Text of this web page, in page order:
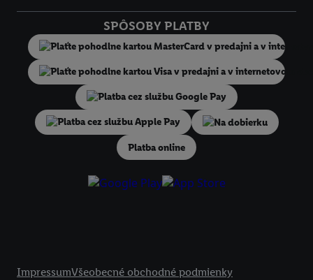
SPÔSOBY PLATBY
Na dobierku
Platba online
ImpressumVšeobecné obchodné podmienky
zariadeniach a v rôznych službách spoločnosti Lidl ak vám možno
niekoľko koncových zariadení alebo používanie viacerých služieb
Lidl, pomocou vašej hashovanej e-mailovej adresy a prípadne ďalších
identifikátorov/identifikátorov, ktoré má spoločnosť Criteo SA k
V časti "Prispôsobiť" môžete povoliť jednotlivé účely a nájsť ďalšie
podmienkach spracúvania osobných údajov.
Kliknutím na možnosť "
" môžete povoliť iba používanie
technológií. Kliknutím na "Súhlasím " vyjadríte súhlas so spracúvaním
vyššie uvedené účely. Ďalšie informácie vrátane informácií o dobe
údajov a Vašom práve kedykoľvek odvolať súhlas s účinnosťou do
nájdete v našichzásadách ochrany osobných údajov